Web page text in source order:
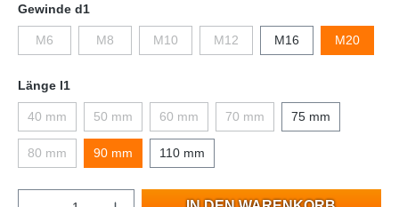
Gewinde d1
M6 M8 M10 M12 M16 M20
Länge l1
40 mm 50 mm 60 mm 70 mm 75 mm
80 mm 90 mm 110 mm